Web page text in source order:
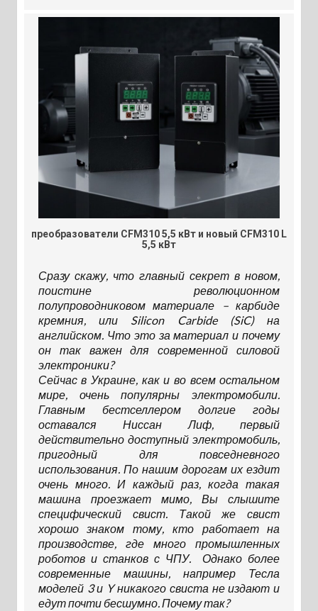
преобразователи CFM310 5,5 кВт и новый CFM310 L
5,5 кВт
Сразу скажу, что главный секрет в новом,
поистине революционном
полупроводниковом материале – карбиде
кремния, или Silicon Carbide (SiC) на
английском. Что это за материал и почему
он так важен для современной силовой
электроники?
Сейчас в Украине, как и во всем остальном
мире, очень популярны электромобили.
Главным бестселлером долгие годы
оставался Ниссан Лиф, первый
действительно доступный электромобиль,
пригодный для повседневного
использования. По нашим дорогам их ездит
очень много. И каждый раз, когда такая
машина проезжает мимо, Вы слышите
специфический свист. Такой же свист
хорошо знаком тому, кто работает на
производстве, где много промышленных
роботов и станков с ЧПУ. Однако более
современные машины, например Тесла
моделей 3 и Y никакого свиста не издают и
едут почти бесшумно. Почему так?